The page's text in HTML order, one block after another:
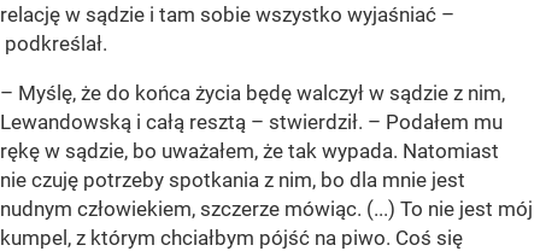
relację w sądzie i tam sobie wszystko wyjaśniać –
podkreślał.
– Myślę, że do końca życia będę walczył w sądzie z nim,
Lewandowską i całą resztą – stwierdził. – Podałem mu
rękę w sądzie, bo uważałem, że tak wypada. Natomiast
nie czuję potrzeby spotkania z nim, bo dla mnie jest
nudnym człowiekiem, szczerze mówiąc. (...) To nie jest mój
kumpel, z którym chciałbym pójść na piwo. Coś się